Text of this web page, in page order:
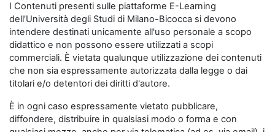
I Contenuti presenti sulle piattaforme E-Learning
dell’Università degli Studi di Milano-Bicocca si devono
intendere destinati unicamente all'uso personale a scopo
didattico e non possono essere utilizzati a scopi
commerciali. È vietata qualunque utilizzazione dei contenuti
che non sia espressamente autorizzata dalla legge o dai
titolari e/o detentori dei diritti d'autore.
È in ogni caso espressamente vietato pubblicare,
diffondere, distribuire in qualsiasi modo o forma e con